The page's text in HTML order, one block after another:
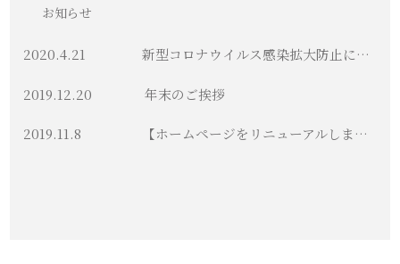
お知らせ
2020.4.21 新型コロナウイルス感染拡大防止に向けた臨時休業のお知らせ
2019.12.20 年末のご挨拶
2019.11.8 【ホームページをリニューアルしました】